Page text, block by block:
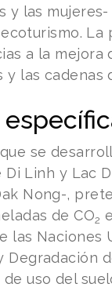
y las
a la
y las cadenas
se
Linh y Lac
Nong-,
de CO2
las Naciones
de uso del